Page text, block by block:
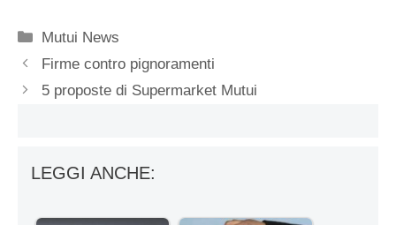
Categorie
Mutui News
Firme contro pignoramenti
5 proposte di Supermarket Mutui
LEGGI ANCHE: